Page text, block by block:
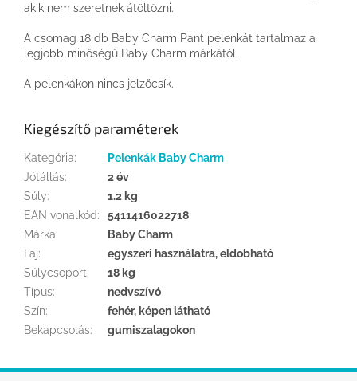
akik nem szeretnek átöltözni.
A csomag 18 db Baby Charm Pant pelenkát tartalmaz a
legjobb minőségű Baby Charm márkától.
A pelenkákon nincs jelzőcsík.
Kiegészítő paraméterek
Kategória:
Pelenkák Baby Charm
Jótállás:
2 év
Súly:
1.2 kg
EAN vonalkód:
5411416022718
Márka:
Baby Charm
Faj:
egyszeri használatra, eldobható
Súlycsoport:
18 kg
Típus:
nedvszívó
Szín:
fehér, képen látható
Bekapcsolás: gumiszalagokon